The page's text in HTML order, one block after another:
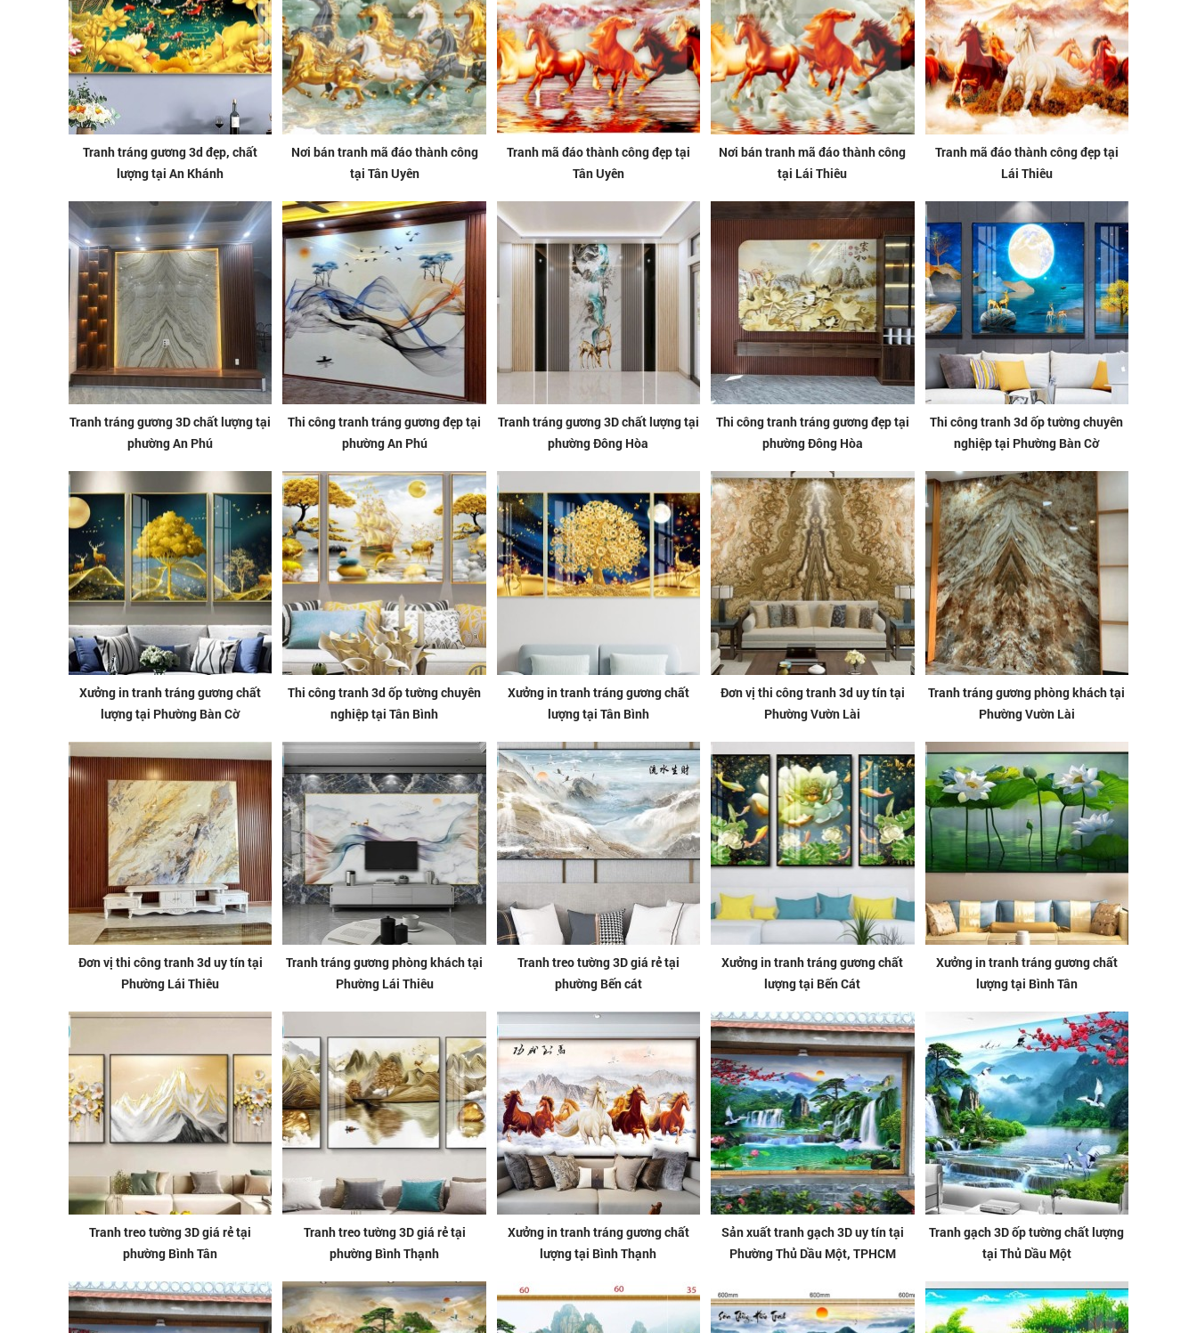
Tranh tráng gương 3d đẹp, chất
lượng tại An Khánh
Nơi bán tranh mã đáo thành công
tại Tân Uyên
Tranh mã đáo thành công đẹp tại
Tân Uyên
Nơi bán tranh mã đáo thành công
tại Lái Thiêu
Tranh mã đáo thành công đẹp tại
Lái Thiêu
Tranh tráng gương 3D chất lượng tại
phường An Phú
Thi công tranh tráng gương đẹp tại
phường An Phú
Tranh tráng gương 3D chất lượng tại
phường Đông Hòa
Thi công tranh tráng gương đẹp tại
phường Đông Hòa
Thi công tranh 3d ốp tường chuyên
nghiệp tại Phường Bàn Cờ
Xưởng in tranh tráng gương chất
lượng tại Phường Bàn Cờ
Thi công tranh 3d ốp tường chuyên
nghiệp tại Tân Bình
Xưởng in tranh tráng gương chất
lượng tại Tân Bình
Đơn vị thi công tranh 3d uy tín tại
Phường Vườn Lài
Tranh tráng gương phòng khách tại
Phường Vườn Lài
Đơn vị thi công tranh 3d uy tín tại
Phường Lái Thiêu
Tranh tráng gương phòng khách tại
Phường Lái Thiêu
Tranh treo tường 3D giá rẻ tại
phường Bến cát
Xưởng in tranh tráng gương chất
lượng tại Bến Cát
Xưởng in tranh tráng gương chất
lượng tại Bình Tân
Tranh treo tường 3D giá rẻ tại
phường Bình Tân
Tranh treo tường 3D giá rẻ tại
phường Bình Thạnh
Xưởng in tranh tráng gương chất
lượng tại Bình Thạnh
Sản xuất tranh gạch 3D uy tín tại
Phường Thủ Dầu Một, TPHCM
Tranh gạch 3D ốp tường chất lượng
tại Thủ Dầu Một